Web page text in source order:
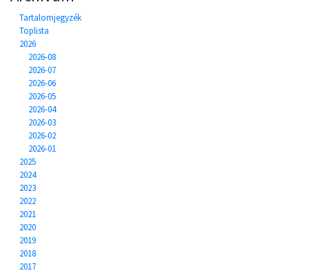
Tartalomjegyzék
Toplista
2026
2026-08
2026-07
2026-06
2026-05
2026-04
2026-03
2026-02
2026-01
2025
2024
2023
2022
2021
2020
2019
2018
2017